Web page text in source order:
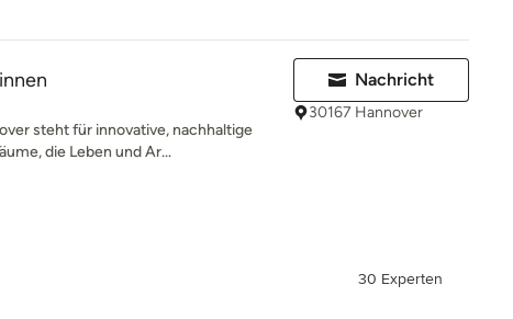
steht für innovative, nachhaltige
die Leben und Ar...
Nachricht
30167 Hannover
30 Experten